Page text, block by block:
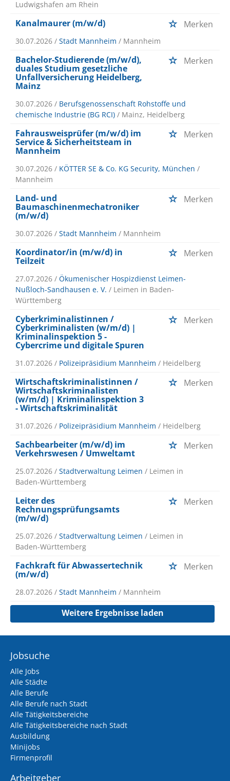
Ludwigshafen am Rhein
Kanalmaurer (m/w/d) Merken
30.07.2026 / Stadt Mannheim / Mannheim
Bachelor-Studierende (m/w/d),
duales Studium gesetzliche
Unfallversicherung Heidelberg,
Mainz
Merken
30.07.2026 / Berufsgenossenschaft Rohstoffe und
chemische Industrie (BG RCI) / Mainz, Heidelberg
Fahrausweisprüfer (m/w/d) im
Service & Sicherheitsteam in
Mannheim
Merken
30.07.2026 / KÖTTER SE & Co. KG Security, München /
Mannheim
Land- und
Baumaschinenmechatroniker
(m/w/d)
Merken
30.07.2026 / Stadt Mannheim / Mannheim
Koordinator/in (m/w/d) in
Teilzeit
Merken
27.07.2026 / Ökumenischer Hospizdienst Leimen-
Nußloch-Sandhausen e. V. / Leimen in Baden-
Württemberg
Cyberkriminalistinnen /
Cyberkriminalisten (w/m/d) |
Kriminalinspektion 5 -
Cybercrime und digitale Spuren
Merken
31.07.2026 / Polizeipräsidium Mannheim / Heidelberg
Wirtschaftskriminalistinnen /
Wirtschaftskriminalisten
(w/m/d) | Kriminalinspektion 3
- Wirtschaftskriminalität
Merken
31.07.2026 / Polizeipräsidium Mannheim / Heidelberg
Sachbearbeiter (m/w/d) im
Verkehrswesen / Umweltamt
Merken
25.07.2026 / Stadtverwaltung Leimen / Leimen in
Baden-Württemberg
Leiter des
Rechnungsprüfungsamts
(m/w/d)
Merken
25.07.2026 / Stadtverwaltung Leimen / Leimen in
Baden-Württemberg
Fachkraft für Abwassertechnik
(m/w/d)
Merken
28.07.2026 / Stadt Mannheim / Mannheim
Weitere Ergebnisse laden
Jobsuche
Alle Jobs
Alle Städte
Alle Berufe
Alle Berufe nach Stadt
Alle Tätigkeitsbereiche
Alle Tätigkeitsbereiche nach Stadt
Ausbildung
Minijobs
Firmenprofil
Arbeitgeber